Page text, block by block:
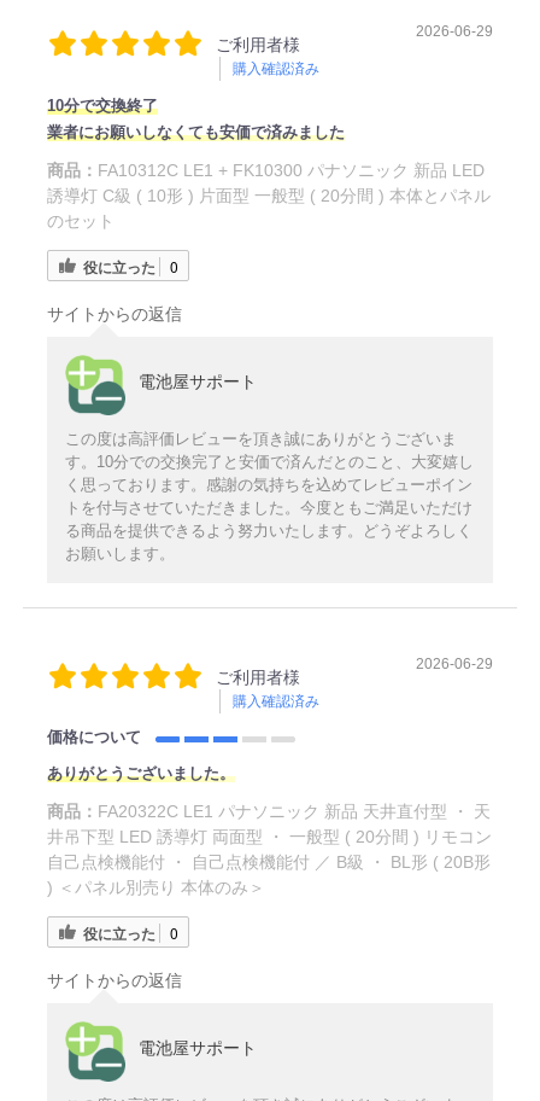
ご利用者様
購入確認済み
2026-06-29
10分で交換終了
業者にお願いしなくても安価で済みました
商品： FA10312C LE1 + FK10300 パナソニック 新品 LED
誘導灯 C級 ( 10形 ) 片面型 一般型 ( 20分間 ) 本体とパネル
のセット
役に立った 0
サイトからの返信
電池屋サポート
この度は高評価レビューを頂き誠にありがとうございま
す。10分での交換完了と安価で済んだとのこと、大変嬉し
く思っております。感謝の気持ちを込めてレビューポイン
トを付与させていただきました。今度ともご満足いただけ
る商品を提供できるよう努力いたします。どうぞよろしく
お願いします。
ご利用者様
購入確認済み
2026-06-29
価格について
ありがとうございました。
商品： FA20322C LE1 パナソニック 新品 天井直付型 ・ 天
井吊下型 LED 誘導灯 両面型 ・ 一般型 ( 20分間 ) リモコン
自己点検機能付 ・ 自己点検機能付 ／ B級 ・ BL形 ( 20B形
) ＜パネル別売り 本体のみ＞
役に立った 0
サイトからの返信
電池屋サポート